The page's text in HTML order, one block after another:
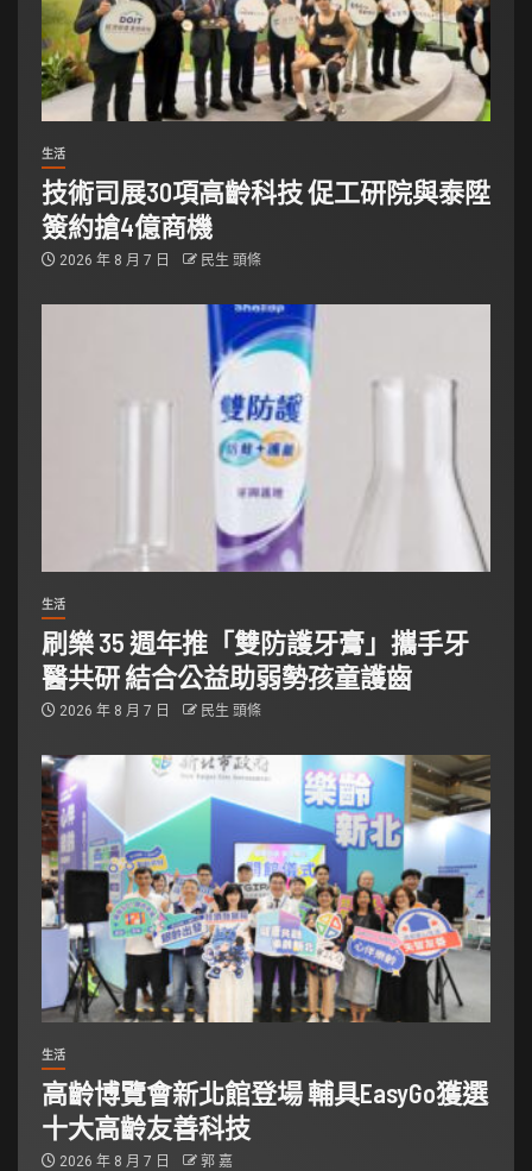
生活
技術司展30項高齡科技 促工研院與泰陞
簽約搶4億商機
2026 年 8 月 7 日 民生 頭條
生活
刷樂 35 週年推「雙防護牙膏」攜手牙
醫共研 結合公益助弱勢孩童護齒
2026 年 8 月 7 日 民生 頭條
生活
高齡博覽會新北館登場 輔具EasyGo獲選
十大高齡友善科技
2026 年 8 月 7 日 郭 嘉